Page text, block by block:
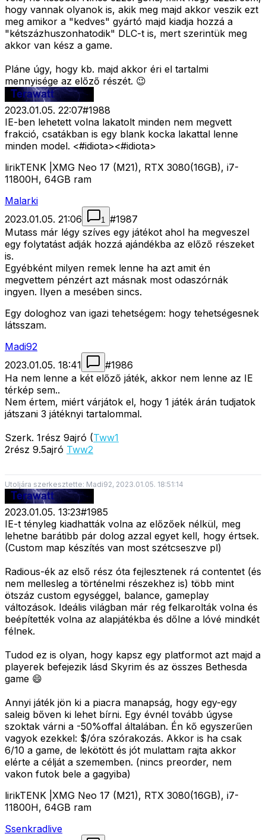
hogy vannak olyanok is, akik meg majd akkor veszik ezt
meg amikor a "kedves" gyártó majd kiadja hozzá a
"kétszázhuszonhatodik" DLC-t is, mert szerintük meg
akkor van kész a game.
Pláne úgy, hogy kb. majd akkor éri el tartalmi
mennyisége az előző részét. 😉
2023.01.05. 22:07#1988
IE-ben lehetett volna lakatolt minden nem megvett
frakció, csatákban is egy blank kocka lakattal lenne
minden model. <#idiota><#idiota>
lirikTENK |XMG Neo 17 (M21), RTX 3080(16GB), i7-
11800H, 64GB ram
Malarki
2023.01.05. 21:06
1 #1987
Mutass már légy szíves egy játékot ahol ha megveszel
egy folytatást adják hozzá ajándékba az előző részeket
is.
Egyébként milyen remek lenne ha azt amit én
megvettem pénzért azt másnak most odaszórnák
ingyen. Ilyen a mesében sincs.
Egy dologhoz van igazi tehetségem: hogy tehetségesnek
látsszam.
Madi92
2023.01.05. 18:41
#1986
Ha nem lenne a két előző játék, akkor nem lenne az IE
térkép sem..
Nem értem, miért várjátok el, hogy 1 játék árán tudjatok
játszani 3 játéknyi tartalommal.
Szerk. 1rész 9ajró (Tww1
2rész 9.5ajró Tww2
Utoljára szerkesztette: Madi92, 2023.01.05. 18:51:14
2023.01.05. 13:23#1985
IE-t tényleg kiadhatták volna az előzőek nélkül, meg
lehetne barátibb pár dolog azzal egyet kell, hogy értsek.
(Custom map készítés van most szétcseszve pl)
Radious-ék az első rész óta fejlesztenek rá contentet (és
nem mellesleg a történelmi részekhez is) több mint
ötszáz custom egységgel, balance, gameplay
változások. Ideális világban már rég felkarolták volna és
beépítették volna az alapjátékba és dőlne a lóvé mindkét
félnek.
Tudod ez is olyan, hogy kapsz egy platformot azt majd a
playerek befejezik lásd Skyrim és az összes Bethesda
game 😄
Annyi játék jön ki a piacra manapság, hogy egy-egy
saleig bőven ki lehet bírni. Egy évnél tovább úgyse
szoktak várni a -50%offal általában. Én kő egyszerűen
vagyok ezekkel: $/óra szórakozás. Akkor is ha csak
6/10 a game, de lekötött és jót mulattam rajta akkor
elérte a célját a szememben. (nincs preorder, nem
vakon futok bele a gagyiba)
lirikTENK |XMG Neo 17 (M21), RTX 3080(16GB), i7-
11800H, 64GB ram
Ssenkradlive